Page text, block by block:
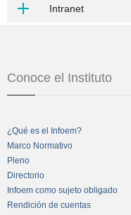
Intranet
Conoce el Instituto
¿Qué es el Infoem?
Marco Normativo
Pleno
Directorio
Infoem como sujeto obligado
Rendición de cuentas